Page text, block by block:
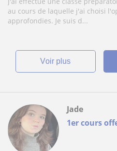
au cours de laquelle j'ai choisi
approfondies. Je suis d...
voir plus
1er cours
Jade